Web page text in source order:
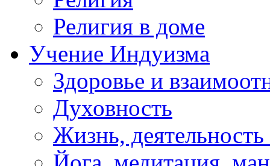
Религия в доме
Учение Индуизма
Здоровье и
Духовность
Жизнь, деятельность